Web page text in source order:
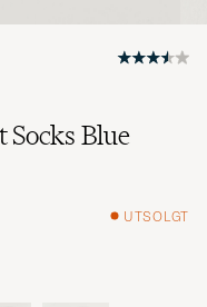
Blue
UTSOLGT